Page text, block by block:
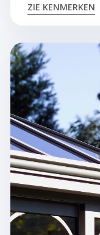
ZIE KENMERKEN